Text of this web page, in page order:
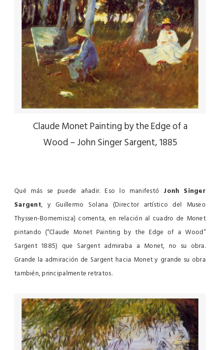
Claude Monet Painting by the Edge of a
Wood – John Singer Sargent, 1885
Qué más se puede añadir. Eso lo manifestó Jonh Singer
Sargent, y Guillermo Solana (Director artístico del Museo
Thyssen-Bornemisza) comenta, en relación al cuadro de Monet
pintando (“Claude Monet Painting by the Edge of a Wood”
Sargent 1885) que Sargent admiraba a Monet, no su obra.
Grande la admiración de Sargent hacia Monet y grande su obra
también, principalmente retratos.